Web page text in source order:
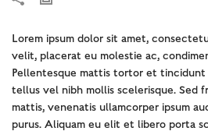
Lorem ipsum dolor sit amet,
velit, placerat eu molestie ac,
Pellentesque mattis tortor et
tellus vel nibh mollis scelerisque. Sed
mattis, venenatis ullamcorper ipsum
purus. Aliquam eu elit et libero porta